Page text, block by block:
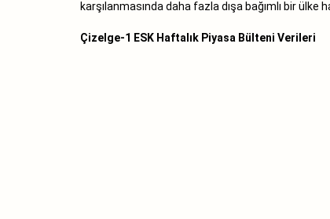
karşılanmasında daha fazla dışa bağımlı bir
Çizelge-1 ESK Haftalık Piyasa Bülteni Verileri